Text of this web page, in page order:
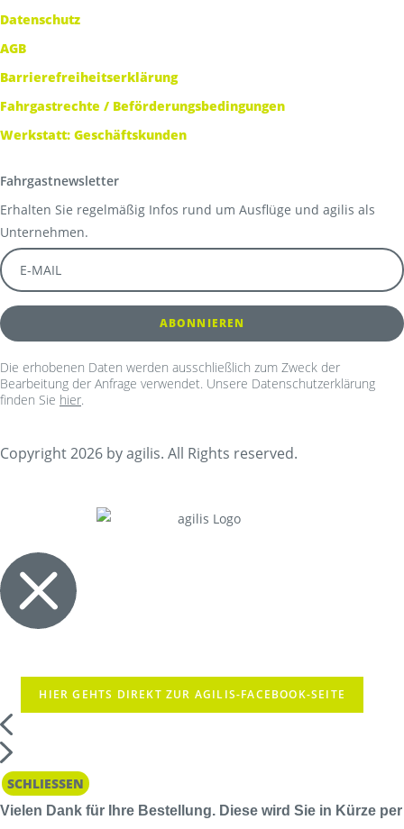
Datenschutz
AGB
Barrierefreiheitserklärung
Fahrgastrechte / Beförderungsbedingungen
Werkstatt: Geschäftskunden
Fahrgastnewsletter
Erhalten Sie regelmäßig Infos rund um Ausflüge und agilis als
Unternehmen.
Die erhobenen Daten werden ausschließlich zum Zweck der
Bearbeitung der Anfrage verwendet. Unsere Datenschutzerklärung
finden Sie hier.
Copyright 2026 by agilis. All Rights reserved.
HIER GEHTS DIREKT ZUR AGILIS-FACEBOOK-SEITE
SCHLIESSEN
Vielen Dank für Ihre Bestellung. Diese wird Sie in Kürze per